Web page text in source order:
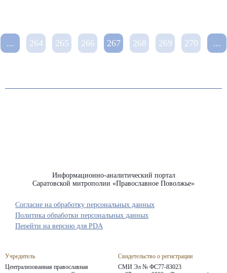
... 264 265 266 267 268 269 270 ...
Информационно-аналитический портал
Саратовской митрополии «Православное Поволжье»
Учредитель
Централизованная православная
Свидетельство о регистрации
СМИ Эл № ФС77-83023
Согласие на обработку персональных данных
Политика обработки персональных данных
Перейти на версию для PDA